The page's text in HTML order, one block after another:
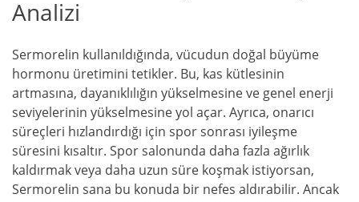
Analizi
Sermorelin kullanıldığında, vücudun doğal büyüme
hormonu üretimini tetikler. Bu, kas kütlesinin
artmasına, dayanıklılığın yükselmesine ve genel enerji
seviyelerinin yükselmesine yol açar. Ayrıca, onarıcı
süreçleri hızlandırdığı için spor sonrası iyileşme
süresini kısaltır. Spor salonunda daha fazla ağırlık
kaldırmak veya daha uzun süre koşmak istiyorsan,
Sermorelin sana bu konuda bir nefes aldırabilir. Ancak